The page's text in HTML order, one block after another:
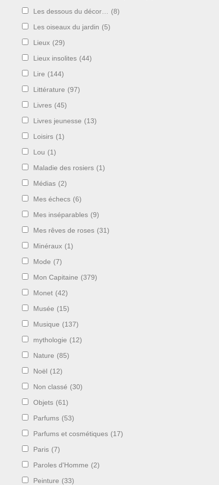
Les dessous du décor… (8)
Les oiseaux du jardin (5)
Lieux (29)
Lieux insolites (44)
Lire (144)
Littérature (97)
Livres (45)
Livres jeunesse (13)
Loisirs (1)
Lou (1)
Maladie des rosiers (1)
Médias (2)
Mes échecs (6)
Mes inséparables (9)
Mes rêves de roses (31)
Minéraux (1)
Mode (7)
Mon Capitaine (379)
Monet (42)
Musée (15)
Musique (137)
mythologie (12)
Nature (85)
Noël (12)
Non classé (30)
Objets (61)
Parfums (53)
Parfums et cosmétiques (17)
Paris (7)
Paroles d'Homme (2)
Peinture (33)